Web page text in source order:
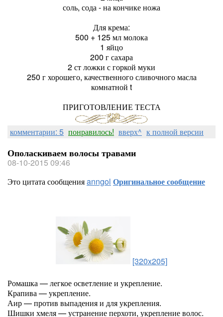
соль, сода - на кончике ножа
Для крема:
500 + 125 мл молока
1 яйцо
200 г сахара
2 ст ложки с горкой муки
250 г хорошего, качественного сливочного масла
комнатной t
ПРИГОТОВЛЕНИЕ ТЕСТА
комментарии: 5 понравилось! вверх^ к полной версии
Ополаскиваем волосы травами
08-10-2015 09:46
Это цитата сообщенияanngol Оригинальное сообщение
[320x205]
Ромашка — легкое осветление и укрепление.
Крапива — укрепление.
Аир — против выпадения и для укрепления.
Шишки хмеля — устранение перхоти, укрепление волос.